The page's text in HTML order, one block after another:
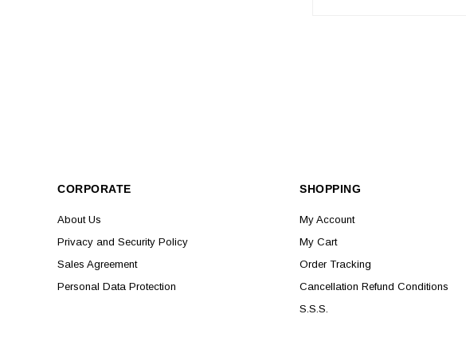
CORPORATE
About Us
Privacy and Security Policy
Sales Agreement
Personal Data Protection
SHOPPING
My Account
My Cart
Order Tracking
Cancellation Refund Conditions
S.S.S.